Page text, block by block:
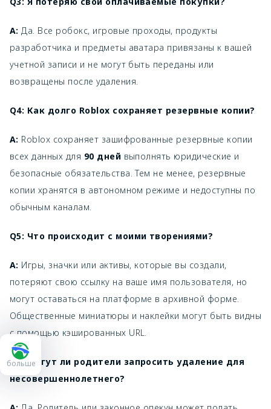
A:Да. Все робокс, игровые проходы, продукты
разработчика и предметы аватара привязаны к вашей
учетной записи и не могут быть переданы или
возвращены после удаления.
Q4: Как долго Roblox сохраняет резервные копии?
A: Roblox сохраняет зашифрованные резервные копии
всех данных для 90 дней выполнять юридические и
безопасные обязательства. Тем не менее, резервные
копии хранятся в автономном режиме и недоступны по
обычным каналам.
Q5: Что происходит с моими творениями?
A: Игры, значки или активы, которые вы создали,
потеряют свою ссылку на ваше имя пользователя, но
могут оставаться на платформе в архивной форме.
Общественные миниатюры и наклейки могут быть видны
с помощью кэшированных URL.
Q6: Могут ли родители запросить удаление для
несовершеннолетнего?
больше